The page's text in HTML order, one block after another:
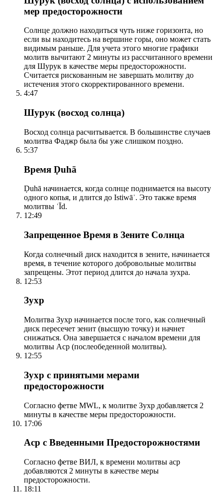
мер предосторожности
Солнце должно находиться чуть ниже горизонта, но
если вы находитесь на вершине горы, оно может стать
видимым раньше. Для учета этого многие графики
молитв вычитают 2 минуты из рассчитанного времени
для Шурук в качестве меры предосторожности.
Считается рискованным не завершать молитву до
истечения этого скорректированного времени.
4:47
Шурук (восход солнца)
Восход солнца расчитывается. В большинстве случаев
молитва Фаджр была бы уже слишком поздно.
5:37
Время Ḍuhā
Ḍuhā начинается, когда солнце поднимается на высоту
одного копья, и длится до Istiwāʾ. Это также время
молитвы ʿĪd.
12:49
Запрещенное Время в Зените Солнца
Когда солнечный диск находится в зените, начинается
время, в течение которого добровольные молитвы
запрещены. Этот период длится до начала зухра.
12:53
Зухр
Молитва Зухр начинается после того, как солнечный
диск пересечет зенит (высшую точку) и начнет
снижаться. Она завершается с началом времени для
молитвы Аср (послеобеденной молитвы).
12:55
Зухр с принятыми мерами
предосторожности
Согласно фетве MWL, к молитве Зухр добавляется 2
минуты в качестве меры предосторожности.
17:06
Аср с Введенными Предосторожностями
Согласно фетве ВИЛ, к времени молитвы аср
добавляются 2 минуты в качестве меры
предосторожности.
18:11